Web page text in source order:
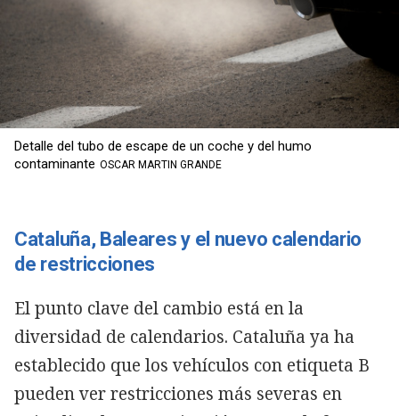
Detalle del tubo de escape de un coche y del humo
contaminante OSCAR MARTIN GRANDE
Cataluña, Baleares y el nuevo calendario
de restricciones
El punto clave del cambio está en la
diversidad de calendarios. Cataluña ya ha
establecido que los vehículos con etiqueta B
pueden ver restricciones más severas en